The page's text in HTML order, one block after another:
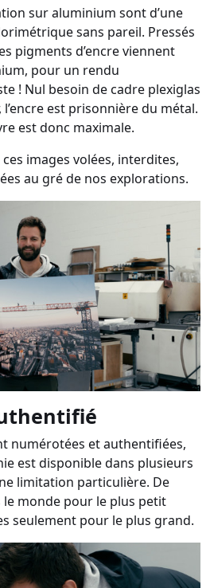
sur aluminium sont d’une
sans pareil. Pressés
pigments d’encre viennent
pour un rendu
! Nul besoin de cadre plexiglas
est prisonnière du métal.
est donc maximale.
images volées, interdites,
au gré de nos explorations.
numérotées et authentifiées,
est disponible dans plusieurs
limitation particulière. De
le monde pour le plus petit
seulement pour le plus grand.